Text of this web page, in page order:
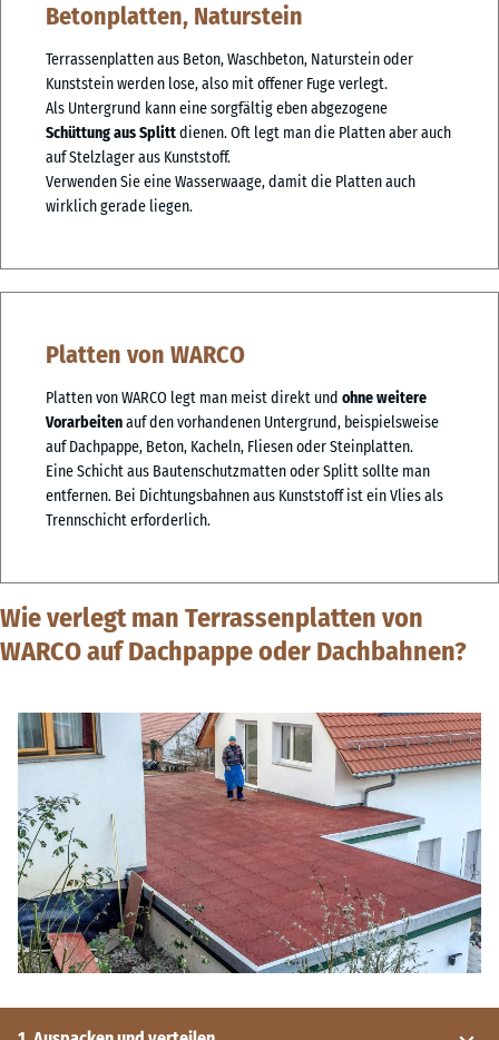
Betonplatten, Naturstein
Terrassenplatten aus Beton, Waschbeton, Naturstein oder
Kunststein werden lose, also mit offener Fuge verlegt.
Als Untergrund kann eine sorgfältig eben abgezogene
Schüttung aus Splittdienen. Oft legt man die Platten aber auch
auf Stelzlager aus Kunststoff.
Verwenden Sie eine Wasserwaage, damit die Platten auch
wirklich gerade liegen.
Platten von WARCO
Platten von WARCO legt man meist direkt und ohne weitere
Vorarbeitenauf den vorhandenen Untergrund, beispielsweise
auf Dachpappe, Beton, Kacheln, Fliesen oder Steinplatten.
Eine Schicht aus Bautenschutzmatten oder Splitt sollte man
entfernen. Bei Dichtungsbahnen aus Kunststoff ist ein Vlies als
Trennschicht erforderlich.
Wie verlegt man Terrassenplatten von
WARCO auf Dachpappe oder Dachbahnen?